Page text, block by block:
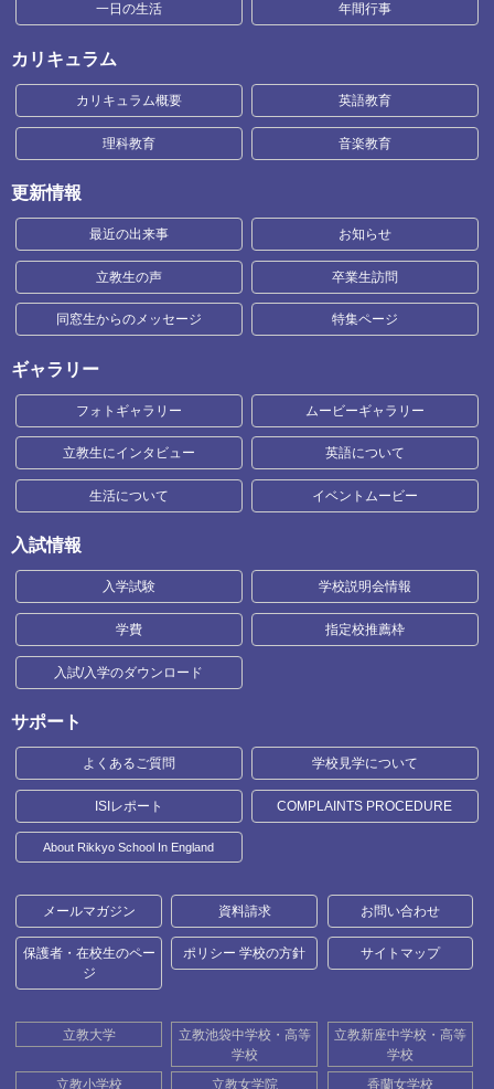
一日の生活 年間行事
カリキュラム
カリキュラム概要 英語教育
理科教育 音楽教育
更新情報
最近の出来事 お知らせ
立教生の声 卒業生訪問
同窓生からのメッセージ 特集ページ
ギャラリー
フォトギャラリー ムービーギャラリー
立教生にインタビュー 英語について
生活について イベントムービー
入試情報
入学試験 学校説明会情報
学費 指定校推薦枠
入試/入学のダウンロード
サポート
よくあるご質問 学校見学について
ISIレポート COMPLAINTS PROCEDURE
About Rikkyo School In England
メールマガジン 資料請求 お問い合わせ
保護者・在校生のペー
ジ
ポリシー 学校の方針 サイトマップ
立教大学
立教池袋中学校・高等
学校
立教新座中学校・高等
学校
立教小学校
立教女学院 香蘭女学校